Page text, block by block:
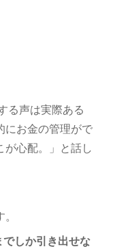
声は実際ある
にお金の管理がで
が心配。」と話し
しか引き出せな